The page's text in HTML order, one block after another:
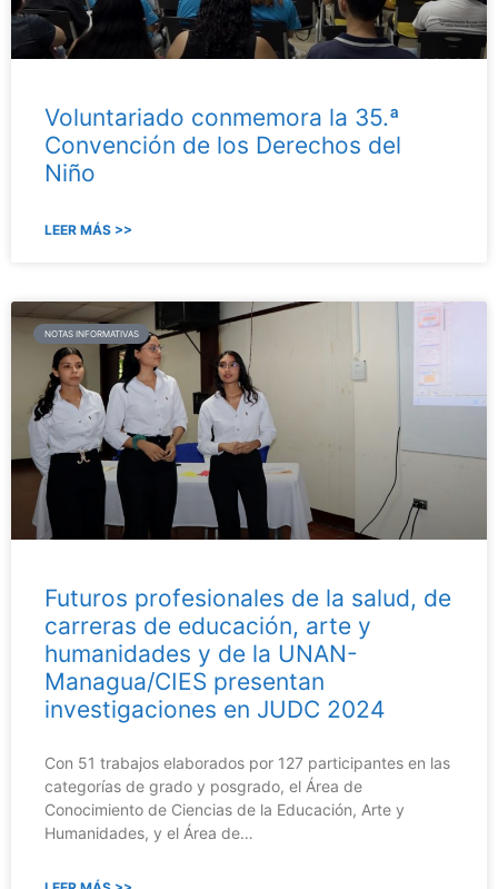
Voluntariado conmemora la 35.ª
Convención de los Derechos del
Niño
LEER MÁS >>
NOTAS INFORMATIVAS
Futuros profesionales de la salud, de
carreras de educación, arte y
humanidades y de la UNAN-
Managua/CIES presentan
investigaciones en JUDC 2024
Con 51 trabajos elaborados por 127 participantes en las
categorías de grado y posgrado, el Área de
Conocimiento de Ciencias de la Educación, Arte y
Humanidades, y el Área de…